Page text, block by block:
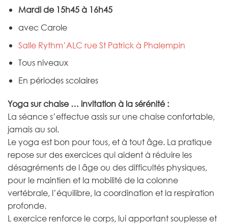
Mardi de 15h45 à 16h45
avec Carole
Salle Rythm’ALC rue St Patrick à Phalempin
Tous niveaux
En périodes scolaires
Yoga sur chaise … invitation à la sérénité :
La séance s’effectue assis sur une chaise confortable,
jamais au sol.
Le yoga est bon pour tous, et à tout âge. La pratique
repose sur des exercices qui aident à réduire les
désagréments de l âge ou des difficultés physiques,
pour le maintien et la mobilité de la colonne
vertébrale, l’équilibre, la coordination et la respiration
profonde.
L exercice renforce le corps, lui apportant souplesse et